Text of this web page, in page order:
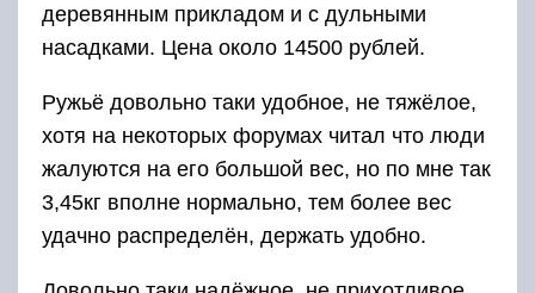
деревянным прикладом и с дульными
насадками. Цена около 14500 рублей.
Ружьё довольно таки удобное, не тяжёлое,
хотя на некоторых форумах читал что люди
жалуются на его большой вес, но по мне так
3,45кг вполне нормально, тем более вес
удачно распределён, держать удобно.